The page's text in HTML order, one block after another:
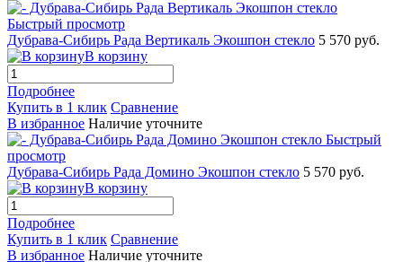
Быстрый просмотр
Дубрава-Сибирь Рада Вертикаль Экошпон стекло 5 570 руб.
В корзину
Подробнее
Купить в 1 клик Сравнение
В избранное Наличие уточните
Быстрый
просмотр
Дубрава-Сибирь Рада Домино Экошпон стекло 5 570 руб.
В корзину
Подробнее
Купить в 1 клик Сравнение
В избранное Наличие уточните